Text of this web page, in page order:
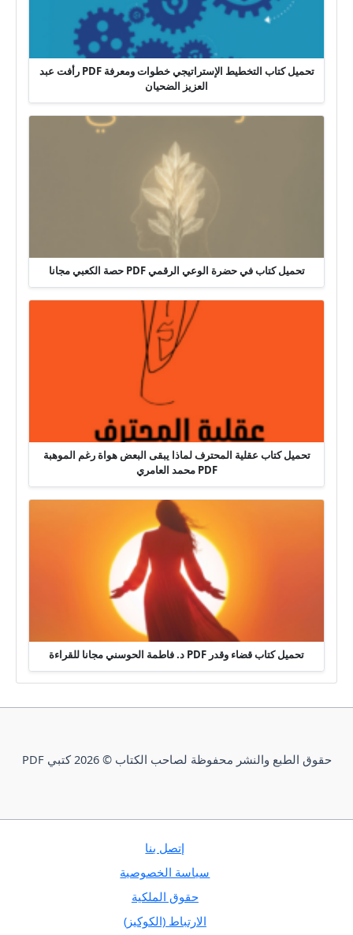
تحميل كتاب التخطيط الإستراتيجي خطوات ومعرفة PDF رأفت عبد
العزيز الضحيان
تحميل كتاب في حضرة الوعي الرقمي PDF حصة الكعبي مجانا
تحميل كتاب عقلية المحترف لماذا يبقى البعض هواة رغم الموهبة
PDF محمد العامري
تحميل كتاب قضاء وقدر PDF د. فاطمة الحوسني مجانا للقراءة
حقوق الطبع والنشر محفوظة لصاحب الكتاب © 2026 كتبي PDF
إتصل بنا
سياسة الخصوصية
حقوق الملكية
الارتباط (الكوكيز)